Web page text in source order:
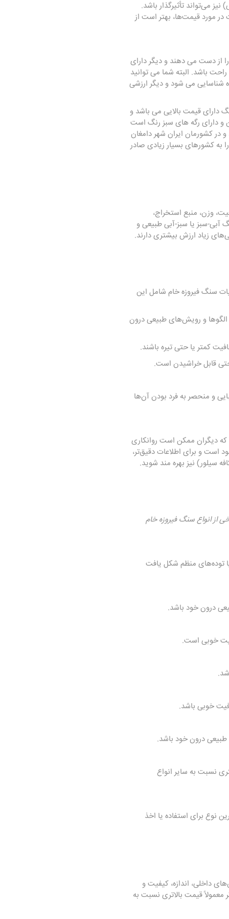
می‌تواند تأثیرگذار باشد.
در مورد قیمت‌ها، بهتر است از
از دست می دهند و دیگر دارای
راحت باشد. البته شما می توانید
شناسایی می شود و دیگر ارزشی
دارای قیمت بالایی می باشد و
و دارای رگه های سبز رنگ است
در کشورمان ایران شهر دامغان
به کشورهای بسیار زیادی صادر
وزن، منبع استخراج،
آبی-سبز یا سبز-آبی طبیعی و
زیاد ارزش بیشتری دارند.
سنگ فیروزه خام شامل این
و رویش‌های طبیعی درون
کمتر یا حتی تیره باشند.
و منحصر به فرد بودن آن‌ها
دیگران ممکن است روانکاری
است و برای اطلاعات دقیق‌تر،
سیلور) نیز بهره مند شوید.
انواع سنگ فیروزه خام
توده‌های منظم شکل یافت
درون خود باشد.
خوبی است.
خوبی باشد.
درون خود باشد.
نسبت به سایر انواع
نوع برای استفاده یا اخذ
داخلی، اندازه، کیفیت و
قیمت بالاتری نسبت به